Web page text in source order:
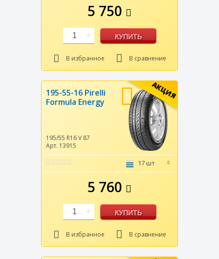
5 750
1 КУПИТЬ
В избранное В сравнение
АКЦИЯ
195-55-16 Pirelli
Formula Energy
195/55 R16V 87
Арт. 13915
17 шт
5 760
1 КУПИТЬ
В избранное В сравнение